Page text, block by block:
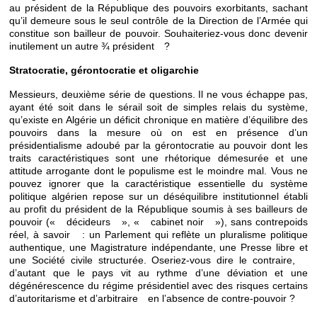
au président de la République des pouvoirs exorbitants, sachant
qu’il demeure sous le seul contrôle de la Direction de l’Armée qui
constitue son bailleur de pouvoir. Souhaiteriez-vous donc devenir
inutilement un autre ¾ président ?
Stratocratie, gérontocratie et oligarchie
Messieurs, deuxième série de questions. Il ne vous échappe pas,
ayant été soit dans le sérail soit de simples relais du système,
qu’existe en Algérie un déficit chronique en matière d’équilibre des
pouvoirs dans la mesure où on est en présence d’un
présidentialisme adoubé par la gérontocratie au pouvoir dont les
traits caractéristiques sont une rhétorique démesurée et une
attitude arrogante dont le populisme est le moindre mal. Vous ne
pouvez ignorer que la caractéristique essentielle du système
politique algérien repose sur un déséquilibre institutionnel établi
au profit du président de la République soumis à ses bailleurs de
pouvoir (« décideurs », « cabinet noir »), sans contrepoids
réel, à savoir : un Parlement qui reflète un pluralisme politique
authentique, une Magistrature indépendante, une Presse libre et
une Société civile structurée. Oseriez-vous dire le contraire,
d’autant que le pays vit au rythme d’une déviation et une
dégénérescence du régime présidentiel avec des risques certains
d’autoritarisme et d’arbitraire en l’absence de contre-pouvoir ?